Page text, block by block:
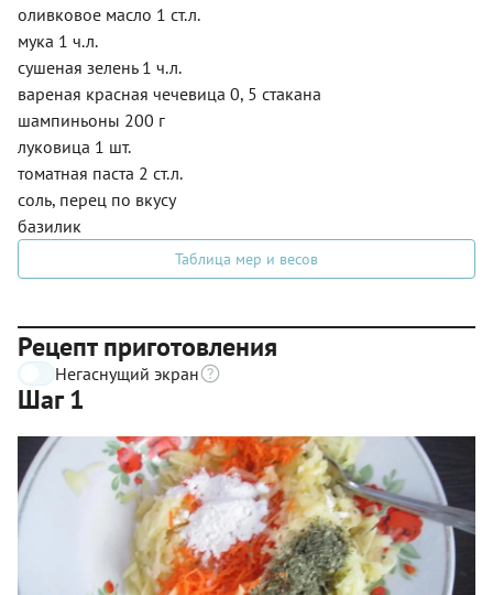
оливковое масло 1 ст.л.
мука 1 ч.л.
сушеная зелень 1 ч.л.
вареная красная чечевица 0, 5 стакана
шампиньоны 200 г
луковица 1 шт.
томатная паста 2 ст.л.
соль, перец по вкусу
базилик
Таблица мер и весов
Рецепт приготовления
Негаснущий экран
Шаг 1